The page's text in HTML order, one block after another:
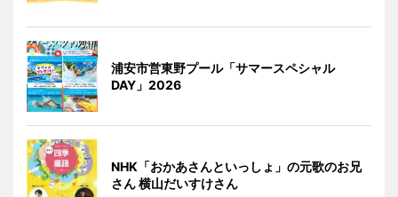
浦安市営東野プール「サマースペシャル
DAY」2026
NHK「おかあさんといっしょ」の元歌のお兄
さん 横山だいすけさん